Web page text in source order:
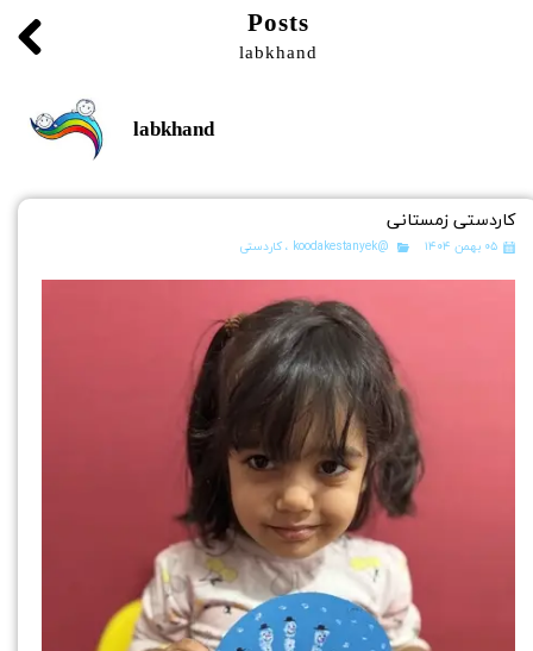
Posts
labkhand
labkhand
کاردستی زمستانی
۰۵ بهمن ۱۴۰۴ @koodakestanyek ،کاردستی